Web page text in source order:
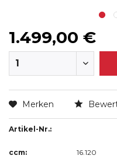
1.499,00 €
Merken
Artikel-Nr.:
ccm:
16.120